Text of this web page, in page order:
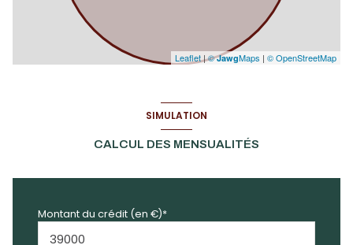
Leaflet|©JawgMaps | © OpenStreetMap
SIMULATION
CALCUL DES MENSUALITÉS
Montant du crédit (en €)*